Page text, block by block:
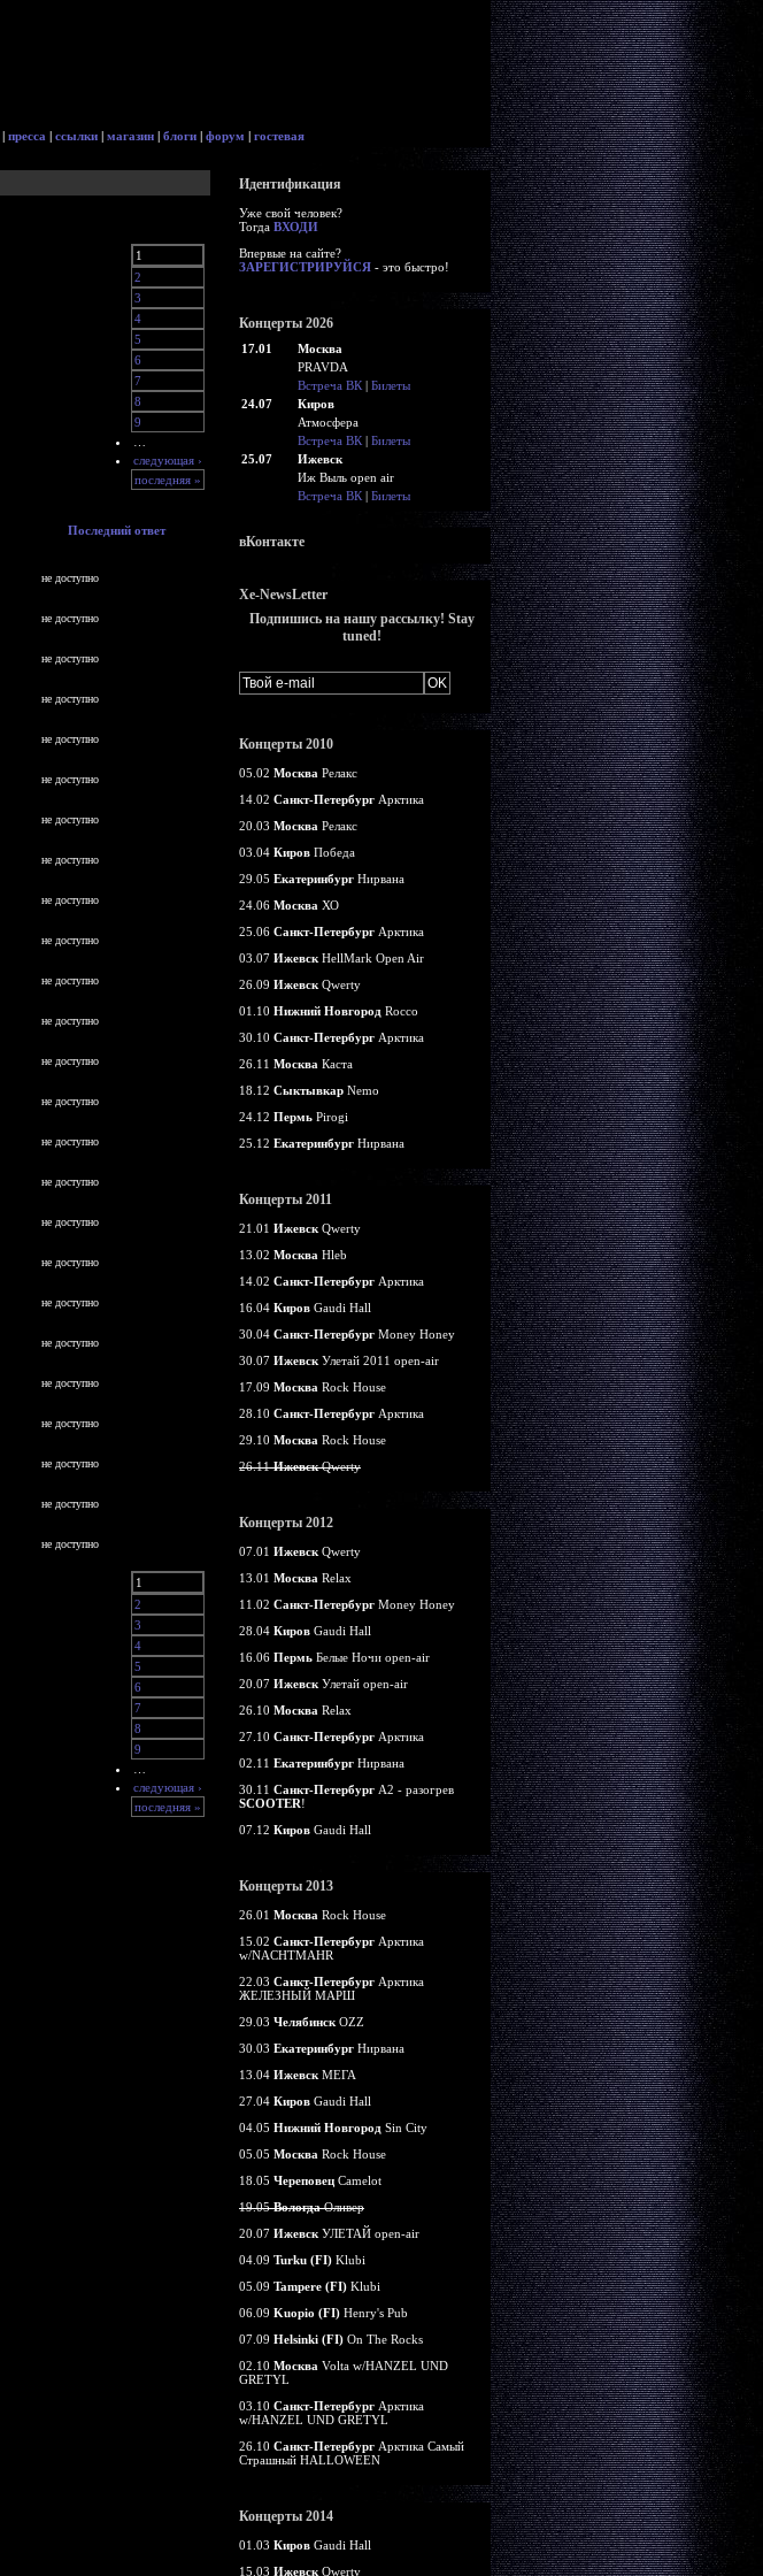
| пресса | ссылки | магазин | блоги | форум | гостевая
1
2
3
4
5
6
7
8
9
следующая ›
последняя »
Последний ответ
не доступно
не доступно
не доступно
не доступно
не доступно
не доступно
не доступно
не доступно
не доступно
не доступно
не доступно
не доступно
не доступно
не доступно
не доступно
не доступно
не доступно
не доступно
не доступно
не доступно
не доступно
не доступно
не доступно
не доступно
не доступно
1
2
3
4
5
6
7
8
9
следующая ›
последняя »
Идентификация
Уже свой человек?
Тогда ВХОДИ
Впервые на сайте?
ЗАРЕГИСТРИРУЙСЯ - это быстро!
Концерты 2026
17.01
Москва
PRAVDA
Встреча ВК | Билеты
24.07
Киров
Атмосфера
Встреча ВК | Билеты
25.07
Ижевск
Иж Выль open air
Встреча ВК | Билеты
вКонтакте
Xe-NewsLetter
Подпишись на нашу рассылку! Stay
tuned!
Концерты 2010
05.02 Москва Релакс
14.02 Санкт-Петербург Арктика
20.03 Москва Релакс
03.04 Киров Победа
29.05 Екатеринбург Нирвана
24.06 Москва ХО
25.06 Санкт-Петербург Арктика
03.07 Ижевск HellMark Open Air
26.09 Ижевск Qwerty
01.10 Нижний Новгород Rocco
30.10 Санкт-Петербург Арктика
26.11 Москва Каста
18.12 Сыктывкар Nemo
24.12 Пермь Pirogi
25.12 Екатеринбург Нирвана
Концерты 2011
21.01 Ижевск Qwerty
13.02 Москва Hleb
14.02 Санкт-Петербург Арктика
16.04 Киров Gaudi Hall
30.04 Санкт-Петербург Money Honey
30.07 Ижевск Улетай 2011 open-air
17.09 Москва Rock House
28.10 Санкт-Петербург Арктика
29.10 Москва Rock House
26.11ИжевскQwerty
Концерты 2012
07.01 Ижевск Qwerty
13.01 Москва Relax
11.02 Санкт-Петербург Money Honey
28.04 Киров Gaudi Hall
16.06 Пермь Белые Ночи open-air
20.07 Ижевск Улетай open-air
26.10 Москва Relax
27.10 Санкт-Петербург Арктика
02.11 Екатеринбург Нирвана
30.11 Санкт-Петербург А2 - разогрев
SCOOTER!
07.12 Киров Gaudi Hall
Концерты 2013
26.01 Москва Rock House
15.02 Санкт-Петербург Арктика
w/NACHTMAHR
22.03 Санкт-Петербург Арктика
ЖЕЛЕЗНЫЙ МАРШ
29.03 Челябинск OZZ
30.03 Екатеринбург Нирвана
13.04 Ижевск МЕГА
27.04 Киров Gaudi Hall
04.05 Нижний Новгород Sin City
05.05 Москва Rock House
18.05 Череповец Camelot
19.05ВологдаОливер
20.07 Ижевск УЛЕТАЙ open-air
04.09 Turku (FI) Klubi
05.09 Tampere (FI) Klubi
06.09 Kuopio (FI) Henry's Pub
07.09 Helsinki (FI) On The Rocks
02.10 Москва Volta w/HANZEL UND
GRETYL
03.10 Санкт-Петербург Арктика
w/HANZEL UND GRETYL
26.10 Санкт-Петербург Арктика Самый
Страшный HALLOWEEN
Концерты 2014
01.03 Киров Gaudi Hall
15.03 Ижевск Qwerty